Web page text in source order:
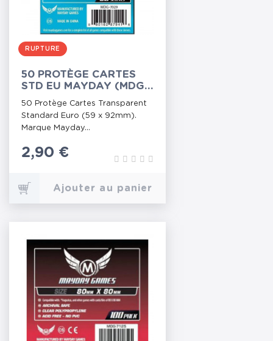
RUPTURE
50 PROTÈGE CARTES
STD EU MAYDAY (MDG-
7029)
50 Protège Cartes Transparent
Standard Euro (59 x 92mm).
Marque Mayday...
Prix
2,90 €
Ajouter au panier